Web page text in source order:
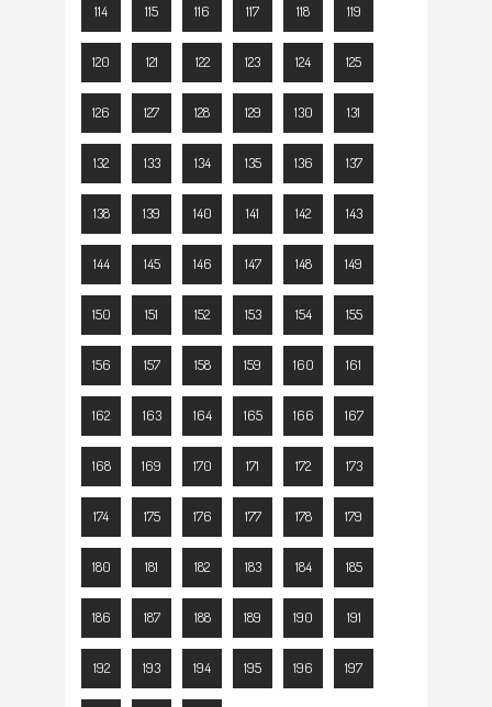
114 115 116 117 118 119
120 121 122 123 124 125
126 127 128 129 130 131
132 133 134 135 136 137
138 139 140 141 142 143
144 145 146 147 148 149
150 151 152 153 154 155
156 157 158 159 160 161
162 163 164 165 166 167
168 169 170 171 172 173
174 175 176 177 178 179
180 181 182 183 184 185
186 187 188 189 190 191
192 193 194 195 196 197